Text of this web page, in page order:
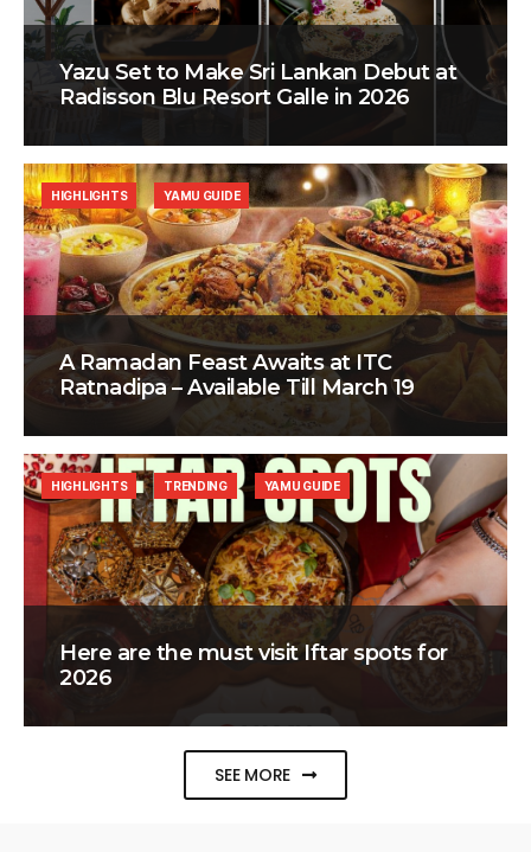
Yazu Set to Make Sri Lankan Debut at
Radisson Blu Resort Galle in 2026
A Ramadan Feast Awaits at ITC
Ratnadipa – Available Till March 19
HIGHLIGHTS YAMU GUIDE
Here are the must visit Iftar spots for
2026
HIGHLIGHTS TRENDING YAMU GUIDE
SEE MORE